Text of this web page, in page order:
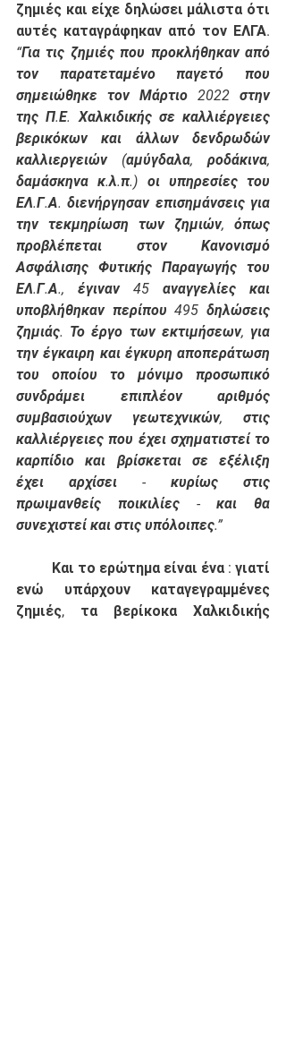
ζημιές και είχε δηλώσει μάλιστα ότι
“Για τις ζημιές που προκλήθηκαν από
τον παρατεταμένο παγετό που
σημειώθηκε τον Μάρτιο 2022 στην
της Π.Ε. Χαλκιδικής σε καλλιέργειες
βερικόκων και άλλων δενδρωδών
καλλιεργειών (αμύγδαλα, ροδάκινα,
δαμάσκηνα κ.λ.π.) οι υπηρεσίες του
ΕΛ.Γ.Α. διενήργησαν επισημάνσεις για
την τεκμηρίωση των ζημιών, όπως
προβλέπεται στον Κανονισμό
Ασφάλισης Φυτικής Παραγωγής του
ΕΛ.Γ.Α., έγιναν 45 αναγγελίες και
υποβλήθηκαν περίπου 495 δηλώσεις
ζημιάς. Το έργο των εκτιμήσεων, για
την έγκαιρη και έγκυρη αποπεράτωση
του οποίου το μόνιμο προσωπικό
συνδράμει επιπλέον αριθμός
συμβασιούχων γεωτεχνικών, στις
καλλιέργειες που έχει σχηματιστεί το
καρπίδιο και βρίσκεται σε εξέλιξη
έχει αρχίσει - κυρίως στις
πρωιμανθείς ποικιλίες - και θα
συνεχιστεί και στις υπόλοιπες.”
Και το ερώτημα είναι ένα : γιατί
ενώ υπάρχουν καταγεγραμμένες
ζημιές, τα βερίκοκα Χαλκιδικής